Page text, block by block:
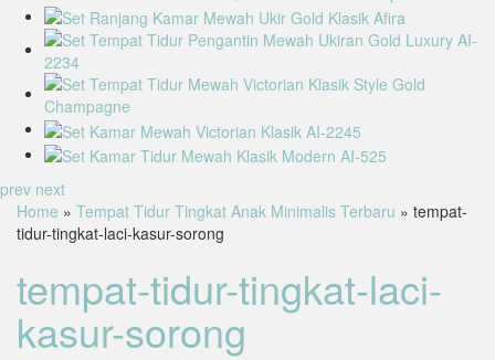
prev next
Home » Tempat Tidur Tingkat Anak Minimalis Terbaru » tempat-
tidur-tingkat-laci-kasur-sorong
tempat-tidur-tingkat-laci-
kasur-sorong